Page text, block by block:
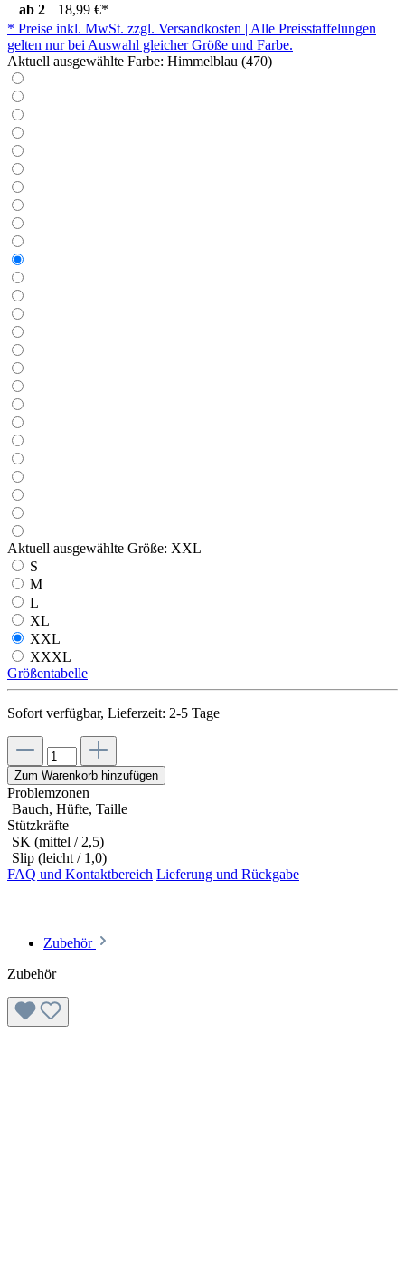
ab 2
18,99 €*
* Preise inkl. MwSt. zzgl. Versandkosten | Alle Preisstaffelungen
gelten nur bei Auswahl gleicher Größe und Farbe.
Aktuell ausgewählte Farbe: Himmelblau (470)
Aktuell ausgewählte Größe: XXL
S
M
L
XL
XXL
XXXL
Größentabelle
Sofort verfügbar, Lieferzeit: 2-5 Tage
Zum Warenkorb hinzufügen
Problemzonen
Bauch, Hüfte, Taille
Stützkräfte
SK (mittel / 2,5)
Slip (leicht / 1,0)
FAQ und Kontaktbereich Lieferung und Rückgabe
Zubehör
Zubehör